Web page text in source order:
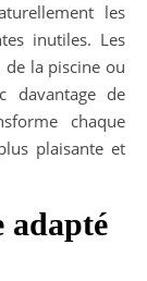
les
inutiles. Les
la piscine ou
davantage de
chaque
plaisante et
adapté